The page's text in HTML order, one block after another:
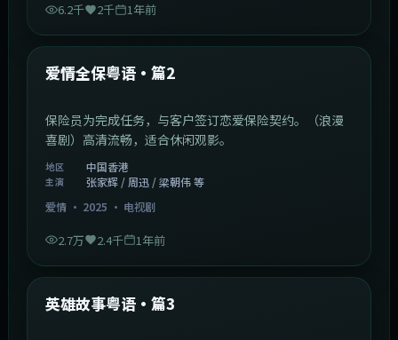
6.2千 2千 1年前
最新
爱情全保粤语·篇2
保险员为完成任务，与客户签订恋爱保险契约。（浪漫
喜剧）高清流畅，适合休闲观影。
地区 中国香港
主演
张家辉 / 周迅 / 梁朝伟 等
爱情· 2025 · 电视剧
2.7万 2.4千 1年前
最新
英雄故事粤语·篇3